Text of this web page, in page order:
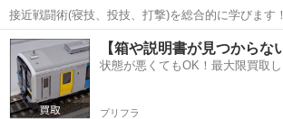
接近戦闘術(寝技、投技、打撃)を総合的に学びます！ 同時に護身術
各種武器術等も稽古しております！ 指導員が懇切丁寧に自身のペース
で習得出来ます [護身術セミナー] 土、日曜日不定期開催‼️ お気軽にメ
ッ...
東京 中野区 中野駅 その他 護身術
【箱や説明書が見つからな
状態が悪くてもOK！最大限買取
プリフラ